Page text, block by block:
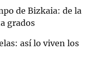
de Bizkaia: de la
grados
así lo viven los